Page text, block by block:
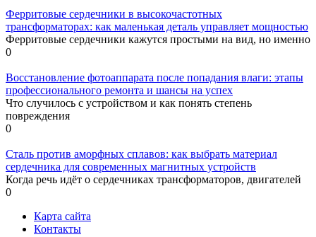
Ферритовые сердечники в высокочастотных
трансформаторах: как маленькая деталь управляет мощностью
Ферритовые сердечники кажутся простыми на вид, но именно
0
Восстановление фотоаппарата после попадания влаги: этапы
профессионального ремонта и шансы на успех
Что случилось с устройством и как понять степень
повреждения
0
Сталь против аморфных сплавов: как выбрать материал
сердечника для современных магнитных устройств
Когда речь идёт о сердечниках трансформаторов, двигателей
0
Карта сайта
Контакты